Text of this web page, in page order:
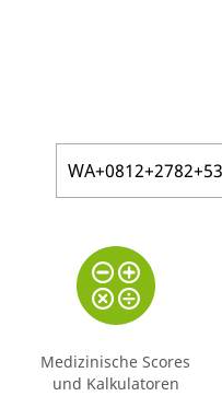
Medizinische Scores
und Kalkulatoren